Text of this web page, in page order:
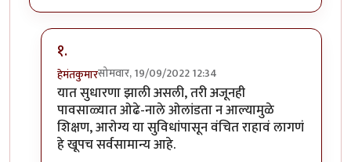
१.
हेमंतकुमारसोमवार, 19/09/2022 12:34
In reply toरोचक आठवणीbyतुषार काळभोर
यात सुधारणा झाली असली, तरी अजूनही
पावसाळ्यात ओढे-नाले ओलांडता न आल्यामुळे
शिक्षण, आरोग्य या सुविधांपासून वंचित राहावं लागणं
हे खूपच सर्वसामान्य आहे.